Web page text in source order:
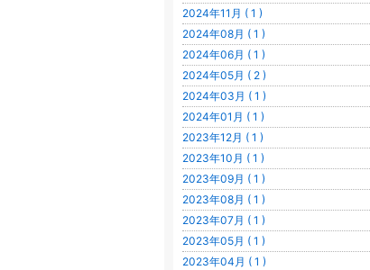
2024年11月 ( 1 )
2024年08月 ( 1 )
2024年06月 ( 1 )
2024年05月 ( 2 )
2024年03月 ( 1 )
2024年01月 ( 1 )
2023年12月 ( 1 )
2023年10月 ( 1 )
2023年09月 ( 1 )
2023年08月 ( 1 )
2023年07月 ( 1 )
2023年05月 ( 1 )
2023年04月 ( 1 )